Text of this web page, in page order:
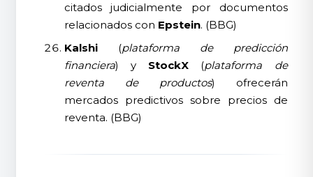
citados judicialmente por documentos
relacionados con Epstein. (BBG)
Kalshi(plataforma de predicción
financiera) y StockX (plataforma de
reventa de productos) ofrecerán
mercados predictivos sobre precios de
reventa. (BBG)